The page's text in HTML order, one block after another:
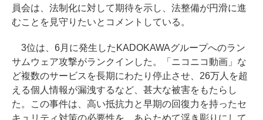
員会は、法制化に対して期待を示し、法整備が円滑に進
むことを見守りたいとコメントしている。
3位は、6月に発生したKADOKAWAグループへのラン
サムウェア攻撃がランクインした。「ニコニコ動画」な
ど複数のサービスを長期にわたり停止させ、26万人を超
える個人情報が漏洩するなど、甚大な被害をもたらし
た。この事件は、高い抵抗力と早期の回復力を持ったセ